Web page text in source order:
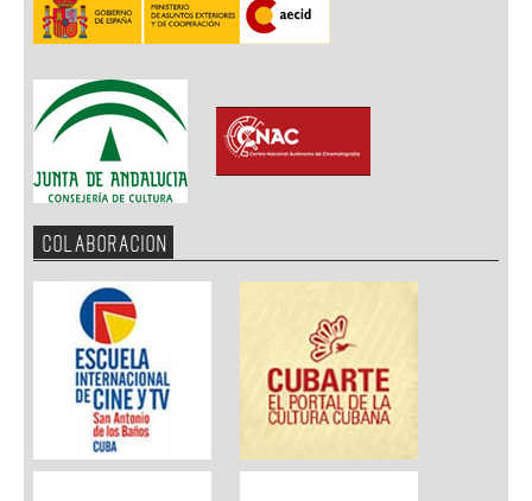
COLABORACION